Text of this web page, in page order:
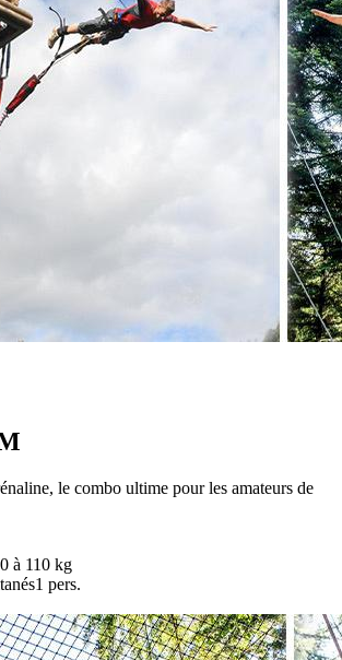
le combo ultime pour les amateurs de
à 110 kg
1 pers.